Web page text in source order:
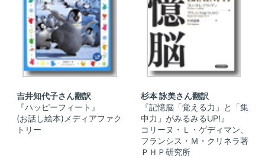
吉井知代子さん翻訳
『ハッピーフィート』
(お話し絵本)メディアファク
トリー
杉本 詠美さん翻訳
『記憶脳「覚える力」と「集
中力」がみるみるUP!』
コリーヌ・Ｌ・ゲディマン、
フランシス・Ｍ・クリネラ著
ＰＨＰ研究所